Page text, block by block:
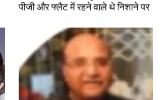
पीजी और फ्लैट में रहने वाले थे निशाने पर